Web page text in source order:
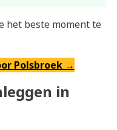
het beste moment te
Polsbroek →
in